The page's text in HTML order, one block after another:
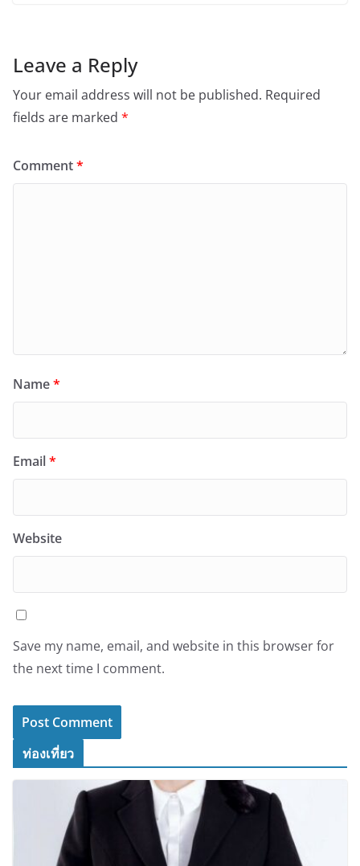
Leave a Reply
Your email address will not be published. Required
fields are marked *
Comment*
Name*
Email*
Website
Save my name, email, and website in this browser for
the next time I comment.
ท่องเที่ยว